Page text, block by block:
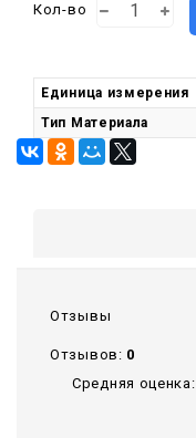
Кол-во
Единица измерения
Тип Материала
Отзывы
Отзывов: 0
Средняя оценка: